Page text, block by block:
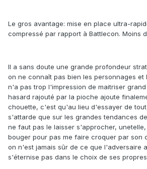
Le gros avantage: mise en place ultra-
compressé par rapport à Battlecon. Moins
Il a sans doute une grande profondeur
on ne connaît pas bien les personnages et
n'a pas trop l'impression de maitriser
hasard rajouté par la pioche ajoute
chouette, c'est qu'au lieu d'essayer de
s'attarde que sur les grandes tendances
ne faut pas le laisser s'approcher,
bouger pour pas me faire croquer par son
on n'est jamais sûr de ce que l'adversaire
s'éternise pas dans le choix de ses